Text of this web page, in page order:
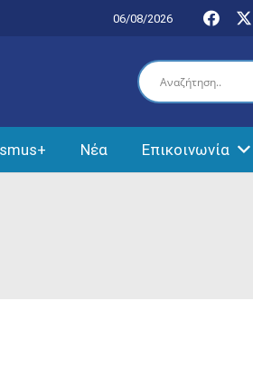
06/08/2026
Νέα Επικοινωνία